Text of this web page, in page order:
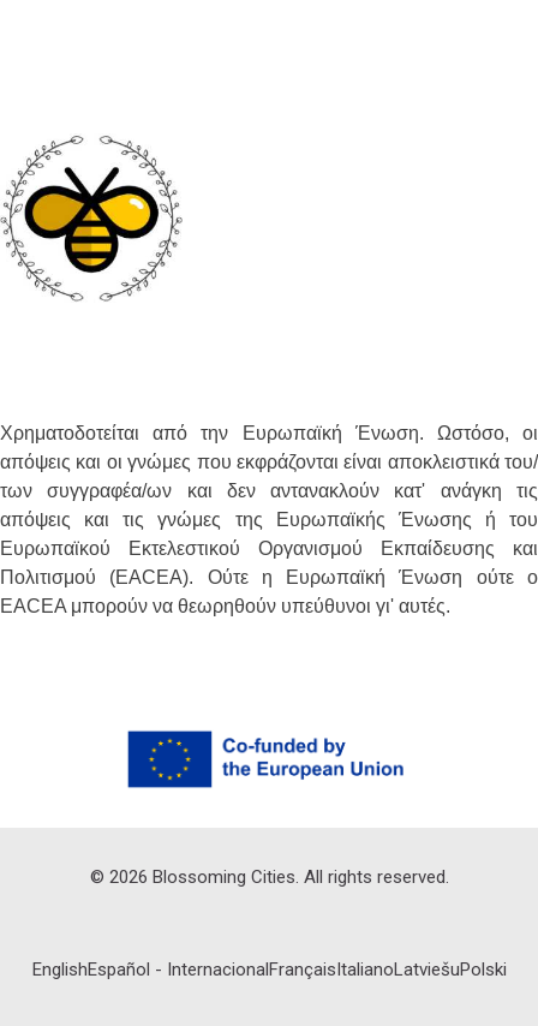
Χρηματοδοτείται από την Ευρωπαϊκή Ένωση. Ωστόσο, οι
απόψεις και οι γνώμες που εκφράζονται είναι αποκλειστικά του/
των συγγραφέα/ων και δεν αντανακλούν κατ' ανάγκη τις
απόψεις και τις γνώμες της Ευρωπαϊκής Ένωσης ή του
Ευρωπαϊκού Εκτελεστικού Οργανισμού Εκπαίδευσης και
Πολιτισμού (EACEA). Ούτε η Ευρωπαϊκή Ένωση ούτε ο
EACEA μπορούν να θεωρηθούν υπεύθυνοι γι' αυτές.
© 2026 Blossoming Cities. All rights reserved.
EnglishEspañol - InternacionalFrançaisItalianoLatviešuPolski